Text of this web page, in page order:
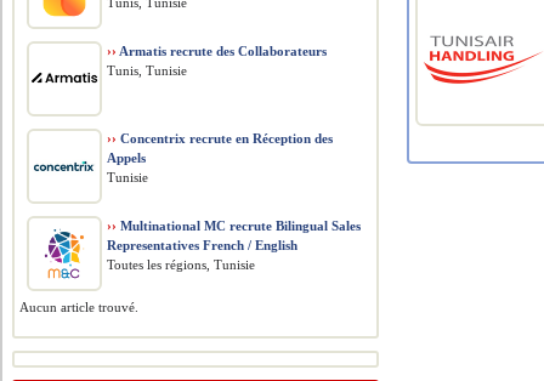
›› Armatis recrute des Collaborateurs
Tunis, Tunisie
›› Concentrix recrute en Réception des
Appels
Tunisie
›› Multinational MC recrute Bilingual Sales
Representatives French / English
Toutes les régions, Tunisie
Aucun article trouvé.